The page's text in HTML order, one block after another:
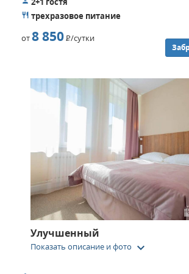
трехразовое питание
от8 850Р/сутки
Улучшенный
Показать описание и фото keyboard_arrow_down